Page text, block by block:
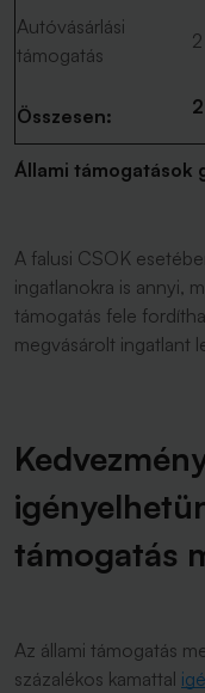
Állami támogatások
Autóvásárlási
támogatás
Összesen:
A falusi CSOK
ingatlanokra is annyi,
támogatás fele
megvásárolt ingatlant
támogatás
Az állami támogatás
százalékos kamattal